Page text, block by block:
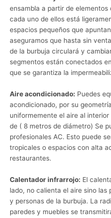
ensambla a partir de
cada uno de ellos está
espacios pequeños que
aseguramos que hasta sin
de la burbuja circulará y
segmentos están conectados
que se garantiza la
Aire acondicionado: Puedes
acondicionado, por su
uniformemente el aire al
de ( 8 metros de diámetro) Se
profesionales AC. Esto puede
tropicales o espacios con alta
restaurantes.
Calentador infrarrojo: El
lado, no calienta el aire sino
y personas de la burbuja. La
paredes y muebles se